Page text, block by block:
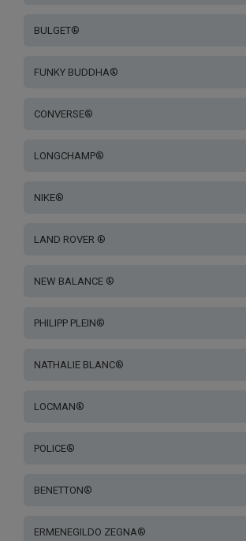
BULGET®
FUNKY BUDDHA®
CONVERSE®
LONGCHAMP®
NIKE®
LAND ROVER ®
NEW BALANCE ®
PHILIPP PLEIN®
NATHALIE BLANC®
LOCMAN®
POLICE®
BENETTON®
ERMENEGILDO ZEGNA®